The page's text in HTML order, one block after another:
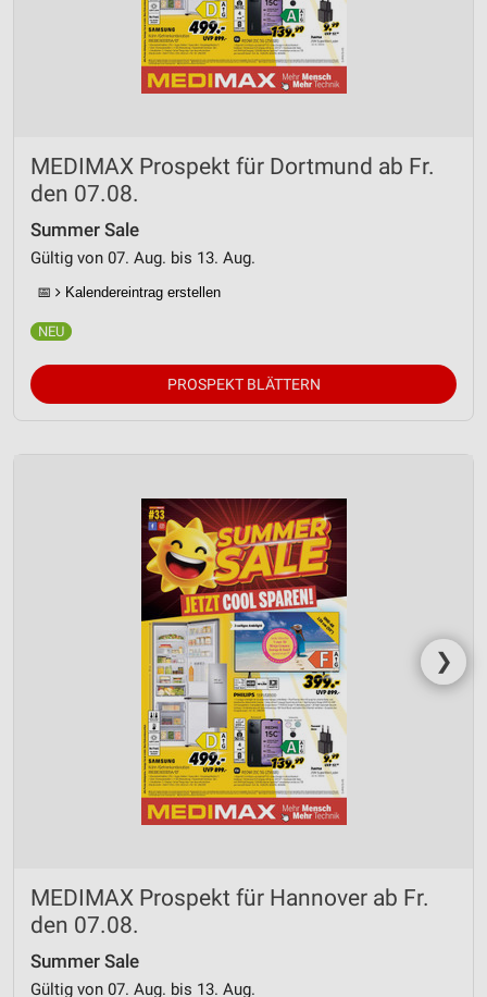
MEDIMAX Prospekt für Dortmund ab Fr.
den 07.08.
Summer Sale
Gültig von 07. Aug. bis 13. Aug.
📅 Kalendereintrag erstellen
PROSPEKT BLÄTTERN
❯
MEDIMAX Prospekt für Hannover ab Fr.
den 07.08.
Summer Sale
Gültig von 07. Aug. bis 13. Aug.